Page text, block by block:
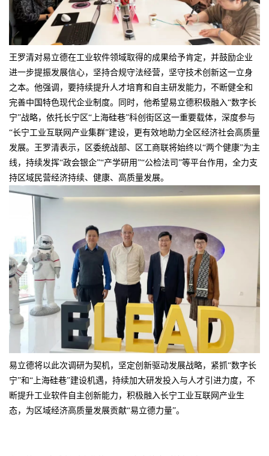
王罗清对易立德在工业软件领域取得的成果给予肯定，并鼓励企业
进一步提振发展信心，坚持合规守法经营，坚守技术创新这一立身
之本。他强调，要持续提升人才培育和自主研发能力，不断健全和
完善中国特色现代企业制度。同时，他希望易立德积极融入“数字长
宁”战略，依托长宁区“上海硅巷”科创街区这一重要载体，深度参与
“长宁工业互联网产业集群”建设，更有效地助力全区经济社会高质量
发展。王罗清表示，区委统战部、区工商联将始终以“两个健康”为主
线，持续发挥“政会银企”“产学研用”“公检法司”等平台作用，全力支
持区域民营经济持续、健康、高质量发展。
易立德将以此次调研为契机，坚定创新驱动发展战略，紧抓“数字长
宁”和“上海硅巷”建设机遇，持续加大研发投入与人才引进力度，不
断提升工业软件自主创新能力，积极融入长宁工业互联网产业生
态，为区域经济高质量发展贡献“易立德力量”。